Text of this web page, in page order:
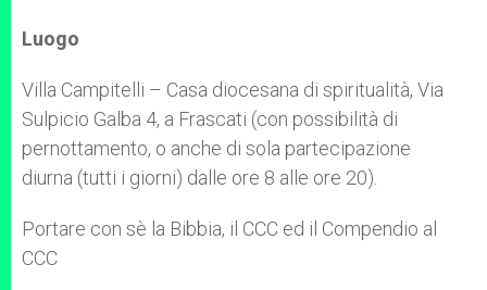
Luogo
Villa Campitelli – Casa diocesana di spiritualità, Via
Sulpicio Galba 4, a Frascati (con possibilità di
pernottamento, o anche di sola partecipazione
diurna (tutti i giorni) dalle ore 8 alle ore 20).
Portare con sè la Bibbia, il CCC ed il Compendio al
CCC